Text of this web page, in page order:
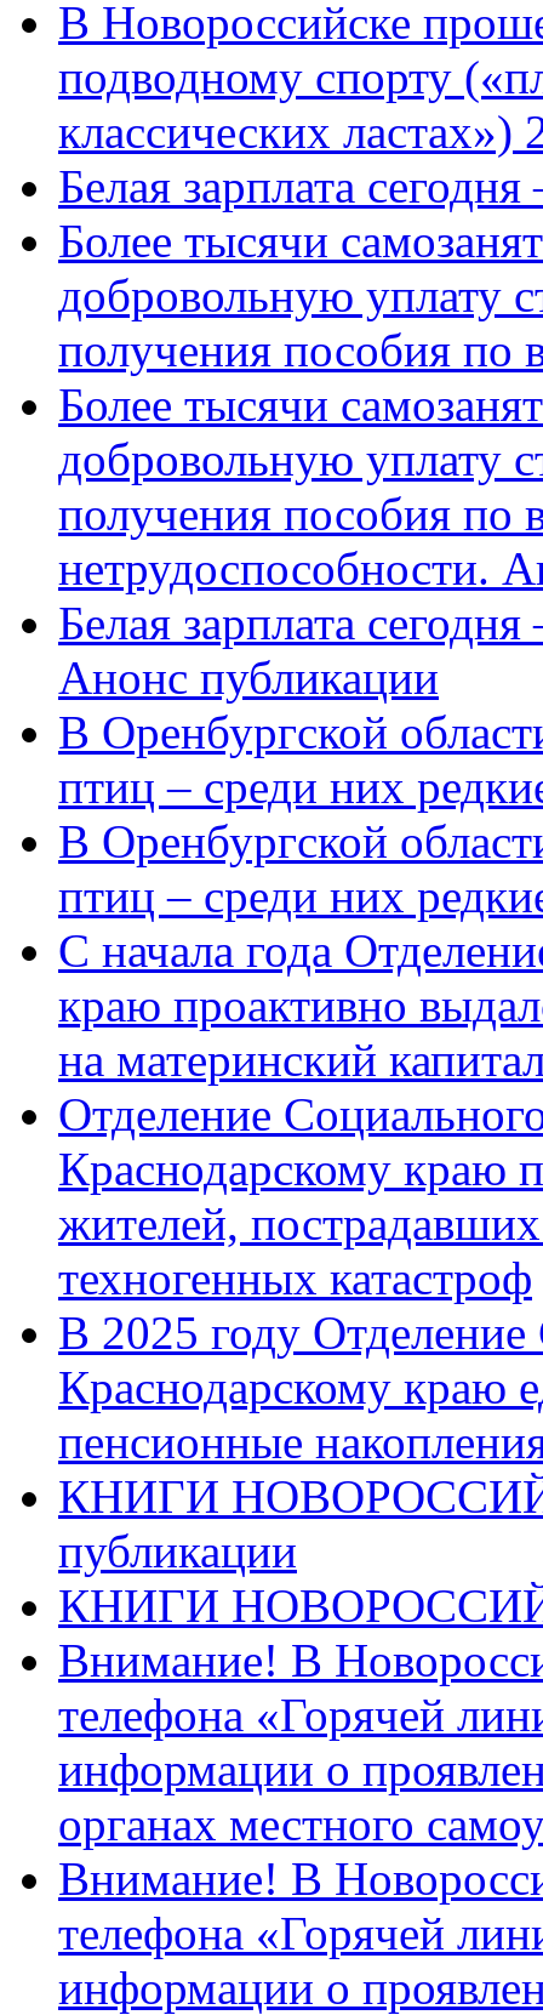
В Новороссийске
подводному спорту
классических ластах»)
Белая зарплата
Более тысячи
добровольную уплату
получения пособия по
Более тысячи
добровольную уплату
получения пособия по
нетрудоспособности.
Белая зарплата
Анонс публикации
В Оренбургской
птиц – среди них
В Оренбургской
птиц – среди них
С начала года
краю проактивно
на материнский
Отделение
Краснодарскому краю
жителей,
техногенных катастроф
В 2025 году
Краснодарскому краю
пенсионные
КНИГИ
публикации
КНИГИ
Внимание! В
телефона «Горячей
информации о
органах местного
Внимание! В
телефона «Горячей
информации о